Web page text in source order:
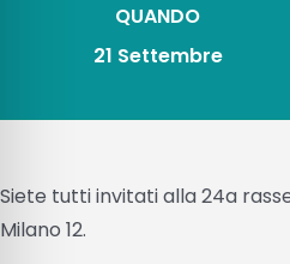
QUANDO
21 Settembre
Siete tutti invitati alla 24a
Milano 12.